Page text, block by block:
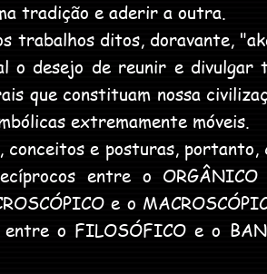
tradição e aderir a outra.
ditos, doravante,
o desejo de reunir e
que constituam nossa
extremamente móveis.
e posturas, portanto,
entre o
e o
o FILOSÓFICO e o